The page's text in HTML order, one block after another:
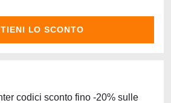
LO SCONTO
codici sconto fino -20% sulle